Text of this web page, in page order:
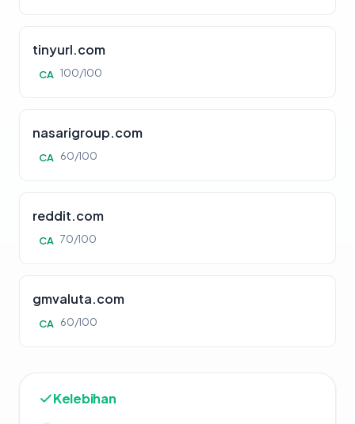
tinyurl.com
CA 100/100
nasarigroup.com
CA 60/100
reddit.com
CA 70/100
gmvaluta.com
CA 60/100
Kelebihan